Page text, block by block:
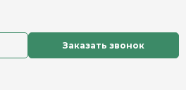
Заказать звонок